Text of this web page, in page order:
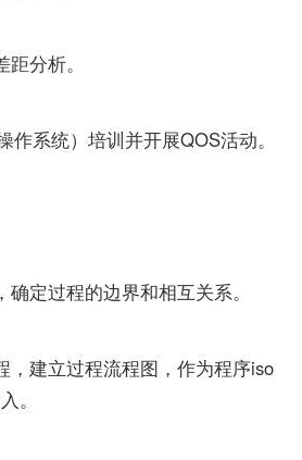
分析。
作系统）培训并开展QOS活动。
定过程的边界和相互关系。
，建立过程流程图，作为程序iso
。